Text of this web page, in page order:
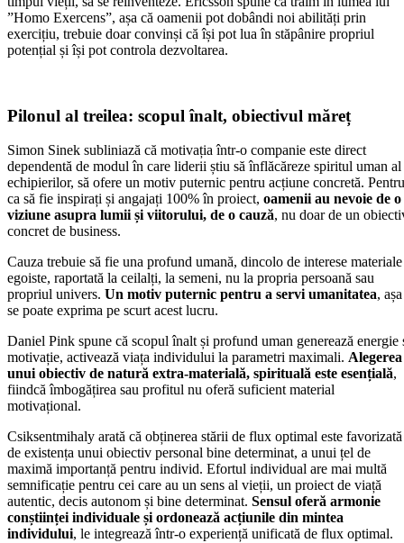
”Homo Exercens”, așa că oamenii pot dobândi noi abilități prin
exercițiu, trebuie doar convinși că își pot lua în stăpânire propriul
potențial și își pot controla dezvoltarea.
Pilonul al treilea: scopul înalt, obiectivul măreț
Simon Sinek subliniază că motivația într-o companie este direct
dependentă de modul în care liderii știu să înflăcăreze spiritul uman al
echipierilor, să ofere un motiv puternic pentru acțiune concretă. Pentru
ca să fie inspirați și angajați 100% în proiect, oamenii au nevoie de o
viziune asupra lumii și viitorului, de o cauză, nu doar de un
concret de business.
Cauza trebuie să fie una profund umană, dincolo de interese materiale
egoiste, raportată la ceilalți, la semeni, nu la propria persoană sau
propriul univers. Un motiv puternic pentru a servi umanitatea, așa
se poate exprima pe scurt acest lucru.
Daniel Pink spune că scopul înalt și profund uman generează energie
motivație, activează viața individului la parametri maximali. Alegerea
unui obiectiv de natură extra-materială, spirituală este esențială,
fiindcă îmbogățirea sau profitul nu oferă suficient material
motivațional.
Csiksentmihaly arată că obținerea stării de flux optimal este favorizată
de existența unui obiectiv personal bine determinat, a unui țel de
maximă importanță pentru individ. Efortul individual are mai multă
semnificație pentru cei care au un sens al vieții, un proiect de viață
autentic, decis autonom și bine determinat. Sensul oferă armonie
conștiinței individuale și ordonează acțiunile din mintea
individului, le integrează într-o experiență unificată de flux optimal.